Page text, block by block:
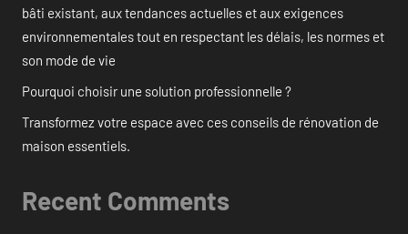
bâti existant, aux tendances actuelles et aux exigences
environnementales tout en respectant les délais, les normes et
son mode de vie
Pourquoi choisir une solution professionnelle ?
Transformez votre espace avec ces conseils de rénovation de
maison essentiels.
Recent Comments